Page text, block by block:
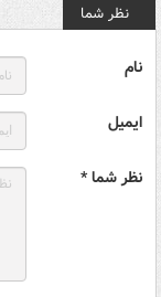
نظر شما
نام
ایمیل
نظر شما *